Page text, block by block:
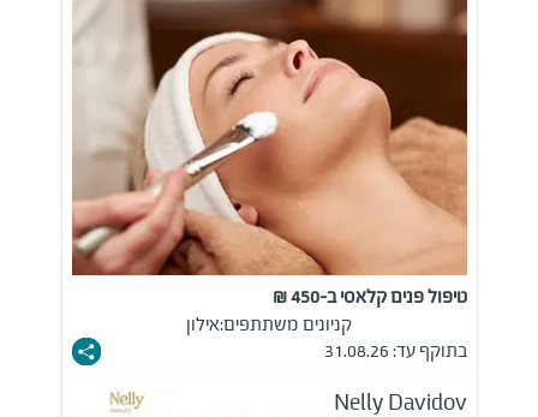
טיפול פנים קלאסי ב-450 ₪
קניונים משתתפים:אילון
בתוקף עד: 31.08.26
Nelly Davidov